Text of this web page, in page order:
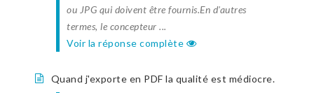
ou JPG qui doivent être fournis.En d'autres
termes, le concepteur ...
Voir la réponse complète
Quand j'exporte en PDF la qualité est médiocre.